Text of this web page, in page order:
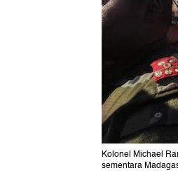
Kolonel Michael
sementara